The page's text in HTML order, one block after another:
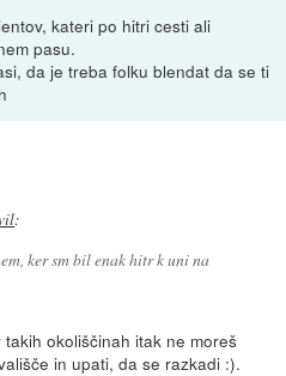
kateri po hitri cesti ali
pasu.
da je treba folku blendat da se ti
:
ker sm bil enak hitr k uni na
okoliščinah itak ne moreš
in upati, da se razkadi :).